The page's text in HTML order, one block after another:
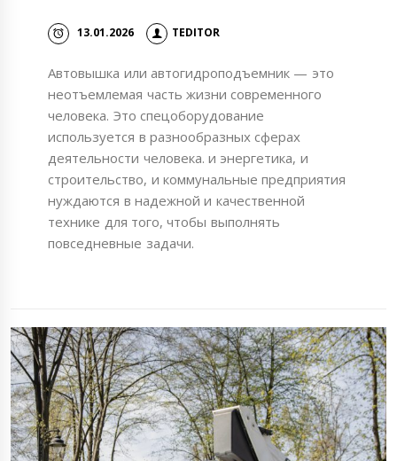
13.01.2026 TEDITOR
Автовышка или автогидроподъемник — это
неотъемлемая часть жизни современного
человека. Это спецоборудование
используется в разнообразных сферах
деятельности человека. и энергетика, и
строительство, и коммунальные предприятия
нуждаются в надежной и качественной
технике для того, чтобы выполнять
повседневные задачи.